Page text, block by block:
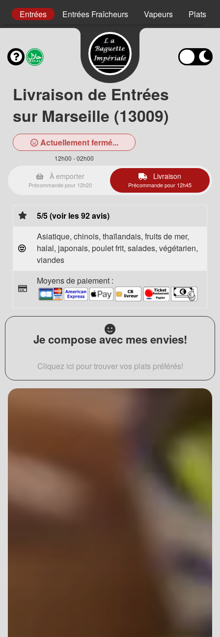
Entrées Entrées Fraîcheurs Vapeurs Plats au
Livraison de Entrées
sur Marseille (13009)
Actuellement fermé...
12h00 - 02h00
À emporter
Précommande pour 12h20
Livraison
Précommande pour 12h45
5/5 (voir les 92 avis)
Asiatique, chinois, thaïlandais, fruits de mer,
halal, japonais, poulet frit, salades, végétarien,
viandes
Moyens de paiement :
Je compose avec mes envies!
Cliquez ici pour trouver vos plats préférés!